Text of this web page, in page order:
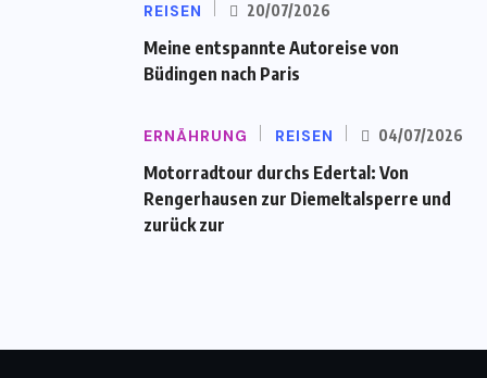
REISEN 20/07/2026
Meine entspannte Autoreise von
Büdingen nach Paris
ERNÄHRUNG REISEN 04/07/2026
Motorradtour durchs Edertal: Von
Rengerhausen zur Diemeltalsperre und
zurück zur